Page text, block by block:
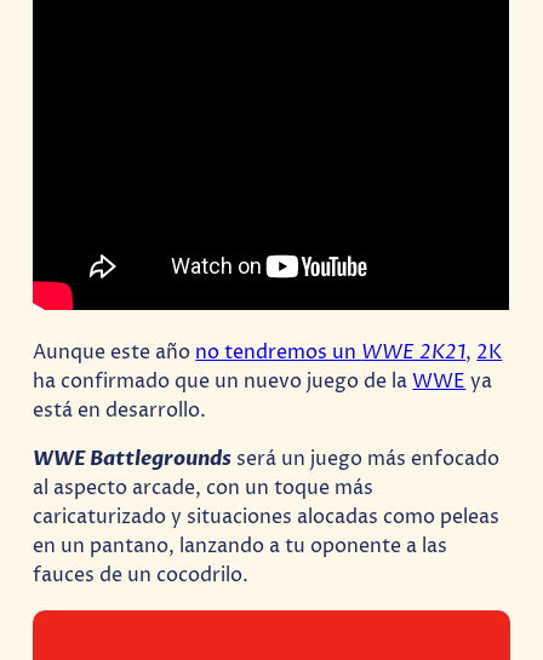
Aunque este año no tendremos un WWE 2K21, 2K
ha confirmado que un nuevo juego de laWWE ya
está en desarrollo.
WWE Battlegrounds será un juego más enfocado
al aspecto arcade, con un toque más
caricaturizado y situaciones alocadas como peleas
en un pantano, lanzando a tu oponente a las
fauces de un cocodrilo.